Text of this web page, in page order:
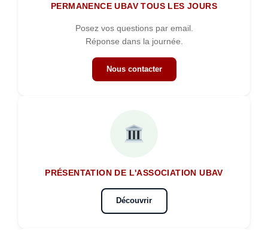
PERMANENCE UBAV TOUS LES JOURS
Posez vos questions par email.
Réponse dans la journée.
Nous contacter
PRÉSENTATION DE L'ASSOCIATION UBAV
Découvrir